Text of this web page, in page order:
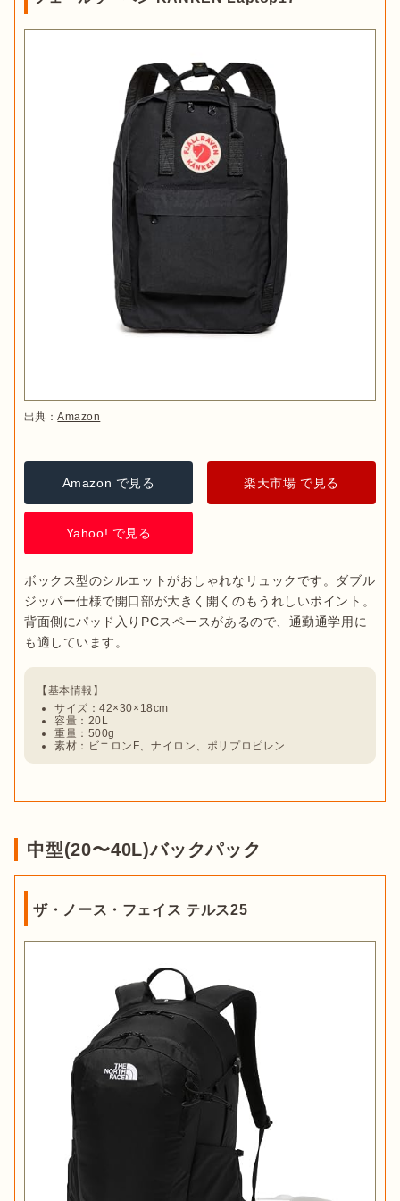
出典：Amazon
Amazon で見る 楽天市場 で見る
Yahoo! で見る
ボックス型のシルエットがおしゃれなリュックです。ダブル
ジッパー仕様で開口部が大きく開くのもうれしいポイント。
背面側にパッド入りPCスペースがあるので、通勤通学用に
も適しています。
サイズ：42×30×18cm
容量：20L
重量：500g
素材：ビニロンF、ナイロン、ポリプロピレン
中型(20〜40L)バックパック
ザ・ノース・フェイス テルス25